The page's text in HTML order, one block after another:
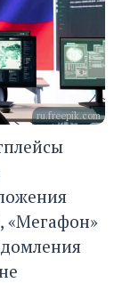
ru.freepik.com
«Мегафон»